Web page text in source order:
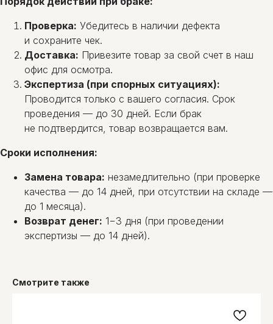
Проверка: Убедитесь в наличии дефекта
и сохраните чек.
Доставка: Привезите товар за свой счет в наш
офис для осмотра.
Экспертиза (при спорных ситуациях):
Проводится только с вашего согласия. Срок
проведения — до 30 дней. Если брак
не подтвердится, товар возвращается вам.
Сроки исполнения:
Замена товара: незамедлительно (при проверке
качества — до 14 дней, при отсутствии на складе —
до 1 месяца).
Возврат денег: 1−3 дня (при проведении
экспертизы — до 14 дней).
Смотрите также